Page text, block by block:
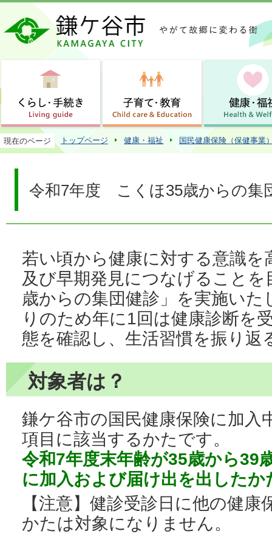
この
現在のページ トップページ 健康・福祉 国民健康保険（保健事業
令和7年度 こくほ35歳からの集
若い頃から健康に対する意識を
及び早期発見につなげること
歳からの集団健診」を実施い
りのため年に1回は健康診断を
態を確認し、生活習慣を振り返
対象者は？
鎌ケ谷市の国民健康保険に加入
項目に該当するかたです。
令和7年度末年齢が35歳から39
に加入および届け出を出したか
【注意】健診受診日に他の健
かたは対象になりません。